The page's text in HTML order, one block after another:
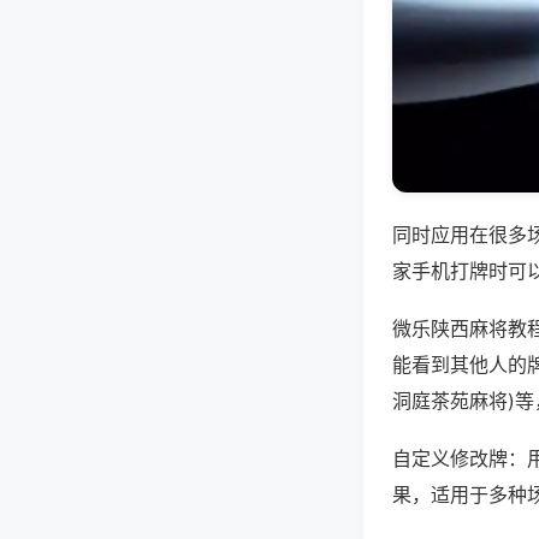
同时应用在很多
家手机打牌时可
微乐陕西麻将教
能看到其他人的
洞庭茶苑麻将)
自定义修改牌：
果，适用于多种